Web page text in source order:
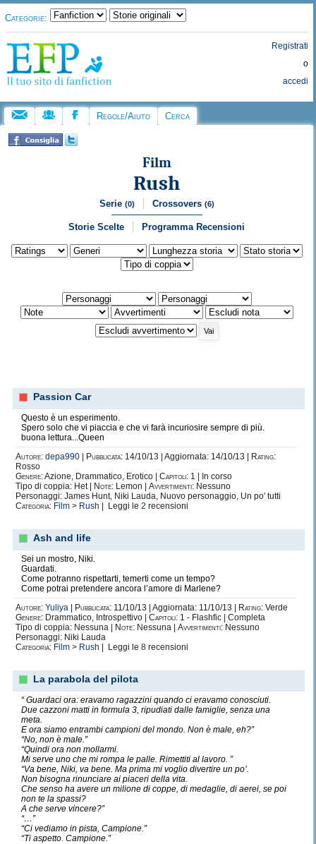
Categorie:
Registrati
o
accedi
Regole/Aiuto Cerca
Film
Rush
Serie (0) Crossovers (6)
Storie Scelte Programma Recensioni
Passion Car
Questo è un esperimento.
Spero solo che vi piaccia e che vi farà incuriosire sempre di più.
buona lettura...Queen
Autore: depa990 Pubblicata: 14/10/13 | Aggiornata: 14/10/13 |
Rating:
Rosso
Genere:Azione, Drammatico, Erotico | Capitoli: 1 | In corso
Tipo di coppia: Het |
Note: Lemon | Avvertimenti: Nessuno
Personaggi: James Hunt, Niki Lauda, Nuovo personaggio, Un po' tutti
Categoria: Film > Rush | Leggi le 2 recensioni
Ash and life
Sei un mostro, Niki.
Guardati.
Come potranno rispettarti, temerti come un tempo?
Come potrai pretendere ancora l’amore di Marlene?
Autore: Yuliya Pubblicata: 11/10/13 | Aggiornata: 11/10/13 | Rating: Verde
Genere: Drammatico, Introspettivo | Capitoli: 1 - Flashfic | Completa
Tipo di coppia: Nessuna |
Note: Nessuna | Avvertimenti: Nessuno
Personaggi: Niki Lauda
Categoria: Film > Rush | Leggi le 8 recensioni
La parabola del pilota
“ Guardaci ora: eravamo ragazzini quando ci eravamo conosciuti.
Due cazzoni matti in formula 3, ripudiati dalle famiglie, senza una
meta.
E ora siamo entrambi campioni del mondo. Non è male, eh?”
“No, non è male.”
“Quindi ora non mollarmi.
Mi serve uno che mi rompa le palle. Rimettiti al lavoro. ”
“Va bene, Niki, va bene. Ma prima mi voglio divertire un po’.
Non bisogna rinunciare ai piaceri della vita.
Che senso ha avere un milione di coppe, di medaglie, di aerei, se poi
non te la spassi?
A che serve vincere?”
“…”
“Ci vediamo in pista, Campione.”
“Ti aspetto. Campione.”